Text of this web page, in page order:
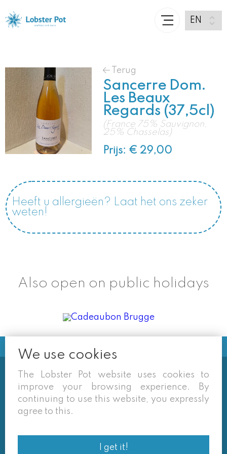
Terug
Sancerre Dom.
Les Beaux
Regards (37,5cl)
(France 75% Sauvignon,
25% Chasselas)
Prijs: € 29,00
Heeft u allergieën? Laat het ons zeker
weten!
Also open on public holidays
Soms vermelden derden sites
(google/overzichtssites) een tarief dat niet meer
van toepassing is. Enkel de prijzen op onze eigen
recht voor om ook van daar geafficheerde prijzen
af te wijken.
We use cookies
The Lobster Pot website uses cookies to
improve your browsing experience. By
continuing to use this website, you expressly
agree to this.
I get it!